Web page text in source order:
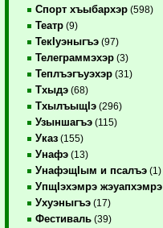
Спорт хъыбархэр (598)
Театр (9)
ТекIуэныгъэ (97)
Телеграммэхэр (3)
Теплъэгъуэхэр (31)
Тхыдэ (68)
ТхылъыщIэ (296)
Узыншагъэ (115)
Указ (155)
Унафэ (13)
УнафэщIым и псалъэ (1)
УпщIэхэмрэ жэуапхэмрэ
Ухуэныгъэ (17)
Фестиваль (39)